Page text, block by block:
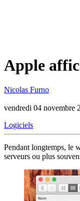
Apple
Nicolas Furno
vendredi 04 novembre
Logiciels
Pendant longtemps, le
serveurs ou plus